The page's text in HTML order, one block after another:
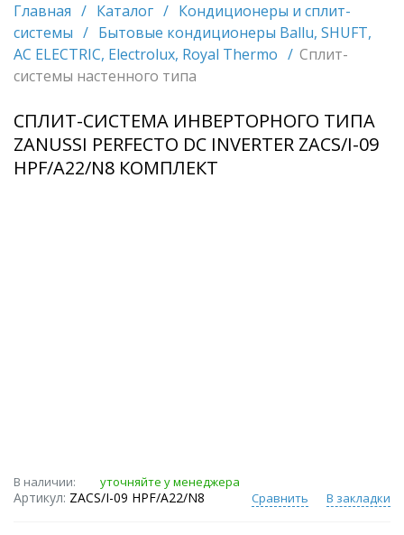
Главная / Каталог / Кондиционеры и сплит-
системы / Бытовые кондиционеры Ballu, SHUFT,
AC ELECTRIC, Electrolux, Royal Thermo / Сплит-
системы настенного типа
СПЛИТ-СИСТЕМА ИНВЕРТОРНОГО ТИПА
ZANUSSI PERFECTO DC INVERTER ZACS/I-09
HPF/A22/N8 КОМПЛЕКТ
В наличии: уточняйте у менеджера
Артикул: ZACS/I-09 HPF/A22/N8 Сравнить В закладки